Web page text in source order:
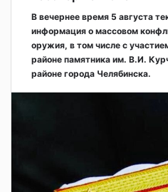
В вечернее время 5 августа
информация о массовом
оружия, в том числе с
районе памятника им. В.И.
районе города Челябинска.